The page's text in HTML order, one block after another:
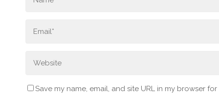
Save my name, email, and site URL in my browser